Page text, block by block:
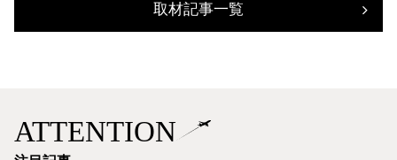
取材記事一覧
ATTENTION